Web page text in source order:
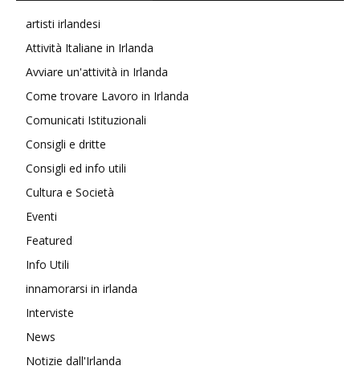
artisti irlandesi
Attività Italiane in Irlanda
Avviare un'attività in Irlanda
Come trovare Lavoro in Irlanda
Comunicati Istituzionali
Consigli e dritte
Consigli ed info utili
Cultura e Società
Eventi
Featured
Info Utili
innamorarsi in irlanda
Interviste
News
Notizie dall'Irlanda